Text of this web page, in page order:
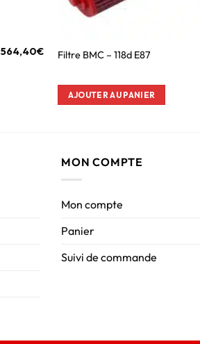
564,40€ Filtre BMC – 118d E87
AJOUTER AU PANIER
MON COMPTE
Mon compte
Panier
Suivi de commande